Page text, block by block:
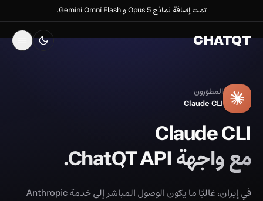
تمت إضافة نماذج Opus 5 و Gemini Omni Flash.
CHATQT
المطوّرون
Claude CLI
Claude CLI
مع واجهة ChatQT API.
في إيران، غالبًا ما يكون الوصول المباشر إلى خدمة Anthropic